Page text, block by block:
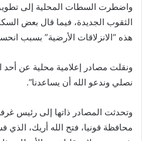
واضطرت السطات المحلية إلى
الثقوب الجديدة، فيما قال بعض
هذه “الانزلاقات الأرضية” بسبب
ونقلت مصادر إعلامية محلية عن
نصلي وندعو الله أن يساعدنا”.
وتحدثت المصادر ذاتها إلى رئيس
محافظة قونيا، فتح الله أريك، الذي